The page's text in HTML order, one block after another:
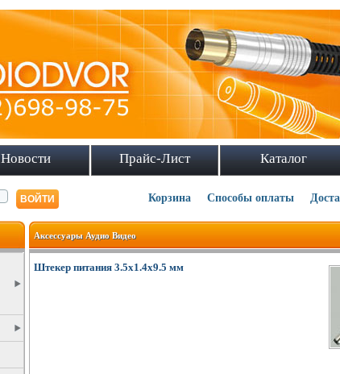
Новости Прайс-Лист Каталог
Корзина Способы оплаты
Аксессуары Аудио Видео
Штекер питания 3.5x1.4x9.5 мм